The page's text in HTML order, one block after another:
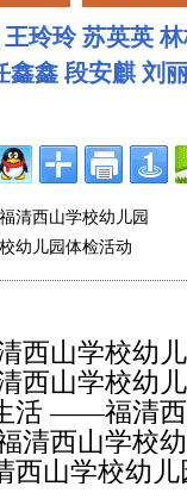
王玲玲 苏英英
鑫鑫 段安麒 刘
清西山学校幼儿园
幼儿园体检活动
山学校幼
山学校幼
活 ——福清
西山学校
山学校幼儿